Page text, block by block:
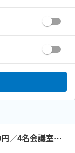
【赤坂見附駅すぐの会議室◎】30分440円／4名会議室＜RoomB＞ モニター有 ※予約時間前は入室不可